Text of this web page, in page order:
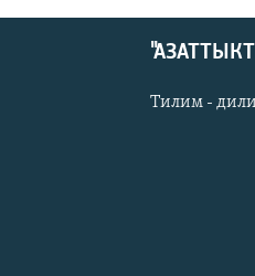
Тилим -